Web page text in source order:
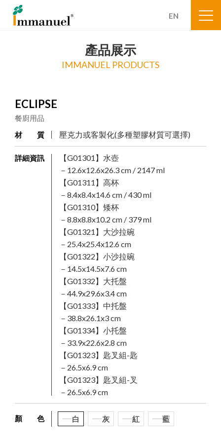
EN
產品展示
IMMANUEL PRODUCTS
ECLIPSE
餐廚用品
材 質
壓克力或客製化(多種塑膠材質可選擇)
詳細資訊
【G01301】水壺
－12.6x12.6x26.3 cm / 2147 ml
【G01311】高杯
－8.4x8.4x14.6 cm / 430 ml
【G01310】矮杯
－8.8x8.8x10.2 cm / 379 ml
【G01321】大沙拉碗
－25.4x25.4x12.6 cm
【G01322】小沙拉碗
－14.5x14.5x7.6 cm
【G01332】大托盤
－44.9x29.6x3.4 cm
【G01333】中托盤
－38.8x26.1x3 cm
【G01334】小托盤
－33.9x22.6x2.8 cm
【G01323】匙叉組-匙
－26.5x6.9 cm
【G01323】匙叉組-叉
－26.5x6.9 cm
顏 色 白 灰 紅 藍